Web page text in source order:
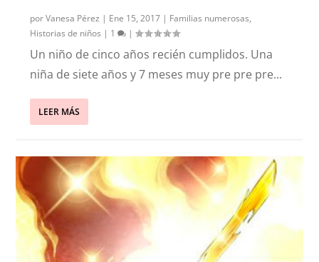
porVanesa Pérez | Ene 15, 2017 | Familias numerosas,
Historias de niños | 1 |
Un niño de cinco años recién cumplidos. Una
niña de siete años y 7 meses muy pre pre pre...
LEER MÁS